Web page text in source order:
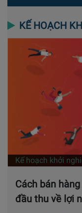
KẾ HOẠCH
Kế hoạch khởi
Cách bán
đầu thu về lợi